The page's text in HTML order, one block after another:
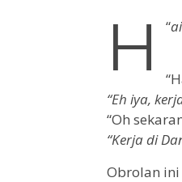
“
H
“Eh iya,
“Oh
“Kerja di
Obrolan